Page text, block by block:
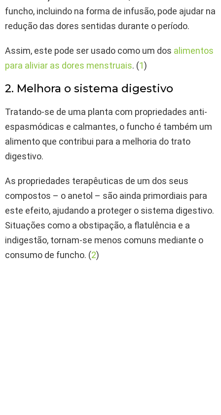
funcho, incluindo na forma de infusão, pode ajudar na
redução das dores sentidas durante o período.
Assim, este pode ser usado como um dos alimentos
para aliviar as dores menstruais. (1)
2. Melhora o sistema digestivo
Tratando-se de uma planta com propriedades anti-
espasmódicas e calmantes, o funcho é também um
alimento que contribui para a melhoria do trato
digestivo.
As propriedades terapêuticas de um dos seus
compostos – o anetol – são ainda primordiais para
este efeito, ajudando a proteger o sistema digestivo.
Situações como a obstipação, a flatulência e a
indigestão, tornam-se menos comuns mediante o
consumo de funcho. (2)